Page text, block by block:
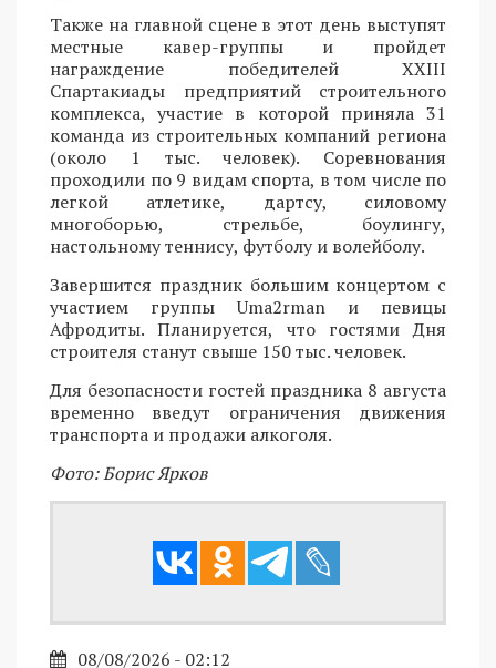
Также на главной сцене в этот день выступят
местные кавер-группы и пройдет
награждение победителей XXIII
Спартакиады предприятий строительного
комплекса, участие в которой приняла 31
команда из строительных компаний региона
(около 1 тыс. человек). Соревнования
проходили по 9 видам спорта, в том числе по
легкой атлетике, дартсу, силовому
многоборью, стрельбе, боулингу,
настольному теннису, футболу и волейболу.
Завершится праздник большим концертом с
участием группы Uma2rman и певицы
Афродиты. Планируется, что гостями Дня
строителя станут свыше 150 тыс. человек.
Для безопасности гостей праздника 8 августа
временно введут ограничения движения
транспорта и продажи алкоголя.
Фото: Борис Ярков
08/08/2026 - 02:12